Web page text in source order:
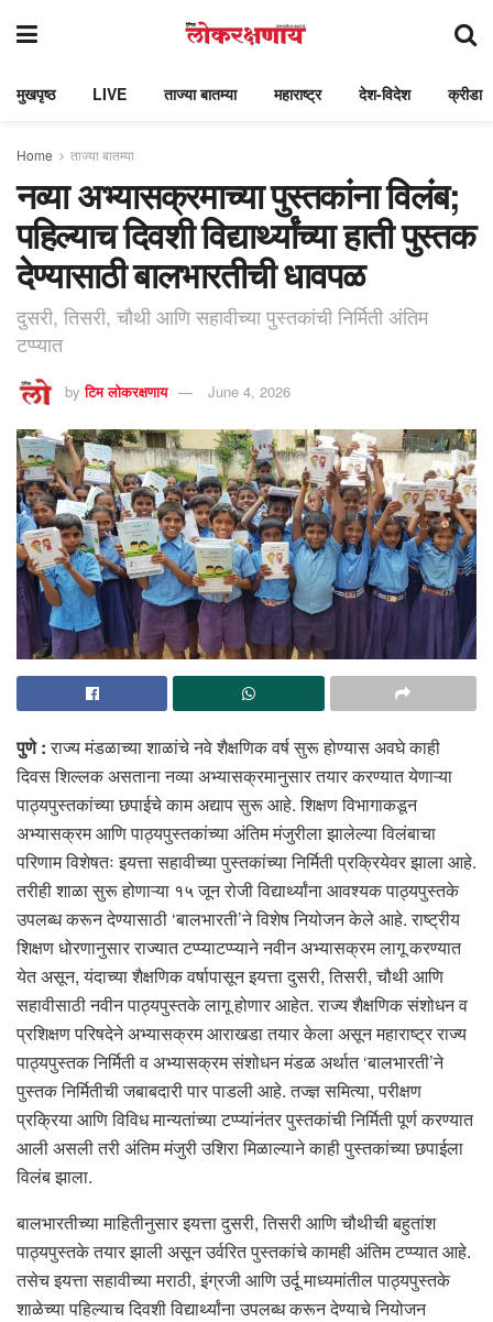
मुखपृष्ठ LIVE ताज्या बातम्या महाराष्ट्र देश-विदेश क्रीडा
Home ताज्या बातम्या
नव्या अभ्यासक्रमाच्या पुस्तकांना विलंब;
पहिल्याच दिवशी विद्यार्थ्यांच्या हाती पुस्तक
देण्यासाठी बालभारतीची धावपळ
दुसरी, तिसरी, चौथी आणि सहावीच्या पुस्तकांची निर्मिती अंतिम
टप्प्यात
by टिम लोकरक्षणाय June 4, 2026
पुणे :राज्य मंडळाच्या शाळांचे नवे शैक्षणिक वर्ष सुरू होण्यास अवघे काही
दिवस शिल्लक असताना नव्या अभ्यासक्रमानुसार तयार करण्यात येणाऱ्या
पाठ्यपुस्तकांच्या छपाईचे काम अद्याप सुरू आहे. शिक्षण विभागाकडून
अभ्यासक्रम आणि पाठ्यपुस्तकांच्या अंतिम मंजुरीला झालेल्या विलंबाचा
परिणाम विशेषतः इयत्ता सहावीच्या पुस्तकांच्या निर्मिती प्रक्रियेवर झाला आहे.
तरीही शाळा सुरू होणाऱ्या १५ जून रोजी विद्यार्थ्यांना आवश्यक पाठ्यपुस्तके
उपलब्ध करून देण्यासाठी ‘बालभारती’ने विशेष नियोजन केले आहे. राष्ट्रीय
शिक्षण धोरणानुसार राज्यात टप्प्याटप्प्याने नवीन अभ्यासक्रम लागू करण्यात
येत असून, यंदाच्या शैक्षणिक वर्षापासून इयत्ता दुसरी, तिसरी, चौथी आणि
सहावीसाठी नवीन पाठ्यपुस्तके लागू होणार आहेत. राज्य शैक्षणिक संशोधन व
प्रशिक्षण परिषदेने अभ्यासक्रम आराखडा तयार केला असून महाराष्ट्र राज्य
पाठ्यपुस्तक निर्मिती व अभ्यासक्रम संशोधन मंडळ अर्थात ‘बालभारती’ने
पुस्तक निर्मितीची जबाबदारी पार पाडली आहे. तज्ज्ञ समित्या, परीक्षण
प्रक्रिया आणि विविध मान्यतांच्या टप्प्यांनंतर पुस्तकांची निर्मिती पूर्ण करण्यात
आली असली तरी अंतिम मंजुरी उशिरा मिळाल्याने काही पुस्तकांच्या छपाईला
विलंब झाला.
बालभारतीच्या माहितीनुसार इयत्ता दुसरी, तिसरी आणि चौथीची बहुतांश
पाठ्यपुस्तके तयार झाली असून उर्वरित पुस्तकांचे कामही अंतिम टप्प्यात आहे.
तसेच इयत्ता सहावीच्या मराठी, इंग्रजी आणि उर्दू माध्यमांतील पाठ्यपुस्तके
शाळेच्या पहिल्याच दिवशी विद्यार्थ्यांना उपलब्ध करून देण्याचे नियोजन